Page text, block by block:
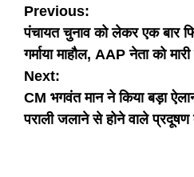
Post
navigation
Previous:
पंचायत चुनाव को लेकर एक बार
गर्माया माहौल, AAP नेता को मारी
Next:
CM भगवंत मान ने किया बड़ा
पराली जलाने से होने वाले प्रदूषण